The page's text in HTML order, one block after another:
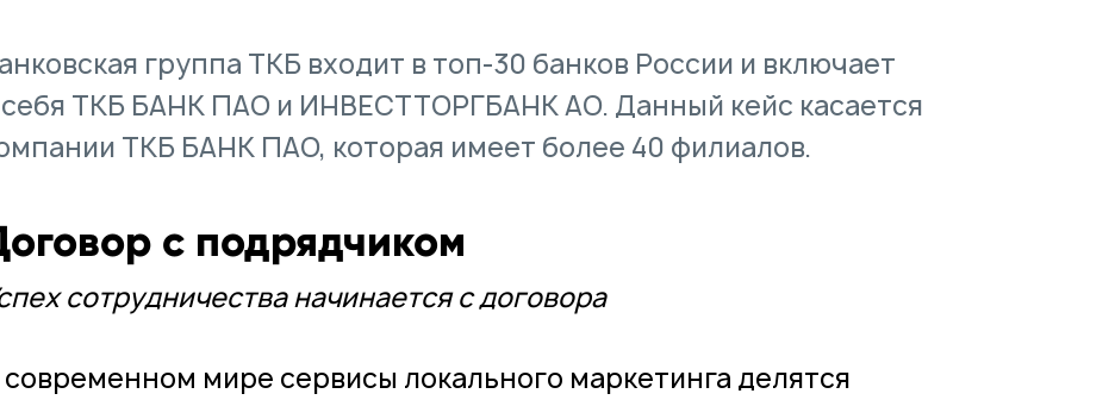
группа ТКБ входит в топ-30 банков России и включает
себя ТКБ БАНК ПАО и ИНВЕСТТОРГБАНК АО. Данный кейс касается
ТКБ БАНК ПАО, которая имеет более 40 филиалов.
с подрядчиком
сотрудничества начинается с договора
современном мире сервисы локального маркетинга делятся